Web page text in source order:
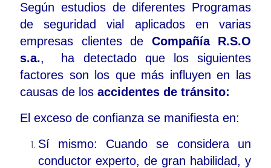
Según estudios de diferentes Programas
de seguridad vial aplicados en varias
empresas clientes de Compañía R.S.O
s.a., ha detectado que los siguientes
factores son los que más influyen en las
causas de los accidentes de tránsito:
El exceso de confianza se manifiesta en:
Sí mismo: Cuando se considera un
conductor experto, de gran habilidad, y